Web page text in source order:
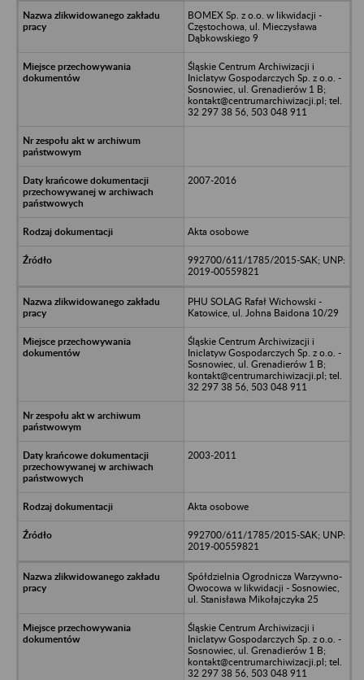
BOMEX Sp. z o.o. w likwidacji -
Częstochowa, ul. Mieczysława
Dąbkowskiego 9
Śląskie Centrum Archiwizacji i
Iniclatyw Gospodarczych Sp. z o.o. -
Sosnowiec, ul. Grenadierów 1 B;
kontakt@centrumarchiwizacji.pl; tel.
32 297 38 56, 503 048 911
2007-2016
Akta osobowe
992700/611/1785/2015-SAK; UNP:
2019-00559821
PHU SOLAG Rafał Wichowski -
Katowice, ul. Johna Baidona 10/29
Śląskie Centrum Archiwizacji i
Iniclatyw Gospodarczych Sp. z o.o. -
Sosnowiec, ul. Grenadierów 1 B;
kontakt@centrumarchiwizacji.pl; tel.
32 297 38 56, 503 048 911
2003-2011
Akta osobowe
992700/611/1785/2015-SAK; UNP:
2019-00559821
Spółdzielnia Ogrodnicza Warzywno-
Owocowa w likwidacji - Sosnowiec,
ul. Stanisława Mikołajczyka 25
Śląskie Centrum Archiwizacji i
Iniclatyw Gospodarczych Sp. z o.o. -
Sosnowiec, ul. Grenadierów 1 B;
kontakt@centrumarchiwizacji.pl; tel.
32 297 38 56, 503 048 911